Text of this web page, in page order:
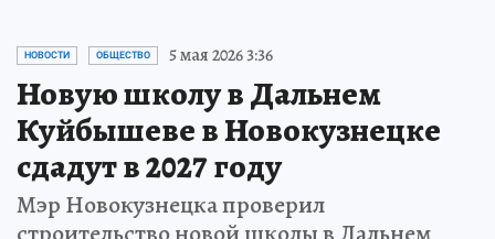
НОВОСТИ ОБЩЕСТВО 5 мая 2026 3:36
Новую школу в Дальнем
Куйбышеве в Новокузнецке
сдадут в 2027 году
Мэр Новокузнецка проверил